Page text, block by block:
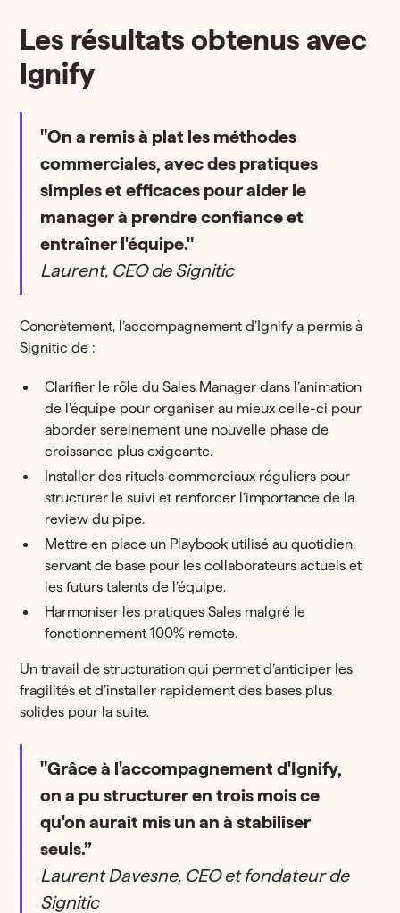
Les résultats obtenus avec
Ignify
"On a remis à plat les méthodes
commerciales, avec des pratiques
simples et efficaces pour aider le
manager à prendre confiance et
entraîner l'équipe."
Laurent, CEO de Signitic
Concrètement, l’accompagnement d’Ignify a permis à
Signitic de :
Clarifier le rôle du Sales Manager dans l’animation
de l’équipe pour organiser au mieux celle-ci pour
aborder sereinement une nouvelle phase de
croissance plus exigeante.
Installer des rituels commerciaux réguliers pour
structurer le suivi et renforcer l’importance de la
review du pipe.
Mettre en place un Playbook utilisé au quotidien,
servant de base pour les collaborateurs actuels et
les futurs talents de l’équipe.
Harmoniser les pratiques Sales malgré le
fonctionnement 100% remote.
Un travail de structuration qui permet d’anticiper les
fragilités et d’installer rapidement des bases plus
solides pour la suite.
"Grâce à l'accompagnement d'Ignify,
on a pu structurer en trois mois ce
qu'on aurait mis un an à stabiliser
seuls.”
Laurent Davesne, CEO et fondateur de
Signitic